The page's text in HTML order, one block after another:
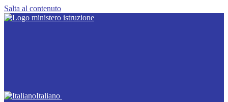
Salta al contenuto
Italiano